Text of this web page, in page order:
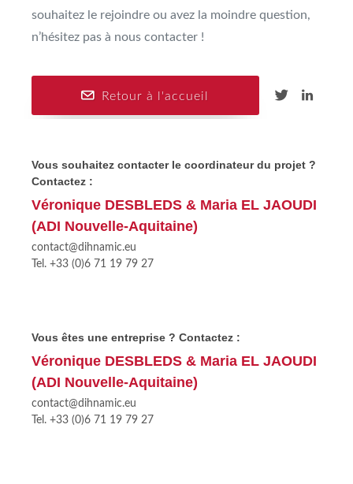
souhaitez le rejoindre ou avez la moindre question,
n’hésitez pas à nous contacter !
Retour à l'accueil
Vous souhaitez contacter le coordinateur du projet ?
Contactez :
Véronique DESBLEDS & Maria EL JAOUDI
(ADI Nouvelle-Aquitaine)
contact@dihnamic.eu
Tel. +33 (0)6 71 19 79 27
Vous êtes une entreprise ? Contactez :
Véronique DESBLEDS & Maria EL JAOUDI
(ADI Nouvelle-Aquitaine)
contact@dihnamic.eu
Tel. +33 (0)6 71 19 79 27